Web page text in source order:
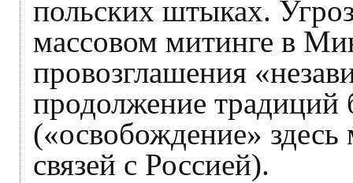
польских штыках.
массовом митинге в
провозглашения
продолжение традиций
(«освобождение»
связей с Россией).